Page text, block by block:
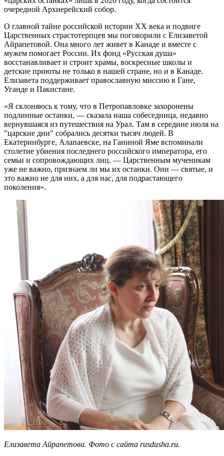
очередной Архиерейский собор.
О главной тайне российской истории XX века и подвиге
Царственных страстотерпцев мы поговорили с Елизаветой
Айрапетовой. Она много лет живет в Канаде и вместе с
мужем помогает России. Их фонд «Русская душа»
восстанавливает и строит храмы, воскресные школы и
детские приюты не только в нашей стране, но и в Канаде.
Елизавета поддерживает православную миссию в Гане,
Уганде и Пакистане.
«Я склоняюсь к тому, что в Петропавловке захоронены
подлинные останки, — сказала наша собеседница, недавно
вернувшаяся из путешествия на Урал. Там в середине июля на
"царские дни" собрались десятки тысяч людей. В
Екатеринбурге, Алапаевске, на Ганиной Яме вспоминали
столетие убиения последнего российского императора, его
семьи и сопровождающих лиц. — Царственным мученикам
уже не важно, признаем ли мы их останки. Они — святые, и
это важно не для них, а для нас, для подрастающего
поколения».
Елизавета Айрапетова. Фото с сайта rusdusha.ru.